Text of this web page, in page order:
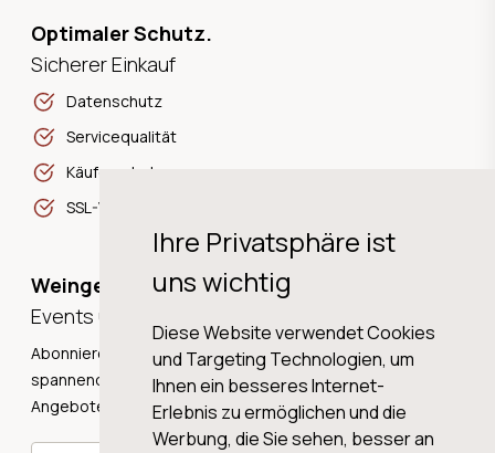
Ihre Privatsphäre ist
uns wichtig
Diese Website verwendet Cookies
und Targeting Technologien, um
Ihnen ein besseres Internet-
Erlebnis zu ermöglichen und die
Werbung, die Sie sehen, besser an
Optimaler Schutz.
Sicherer Einkauf
Datenschutz
Servicequalität
Käuferschutz
SSL-Verschlüsselung
Weingeschichten,
Events und Neuigkeiten!
Abonnieren Sie unseren Newsletter und erhalten Sie
spannende Weingeschichten, Neuigkeiten und tolle
Angebote direkt in Ihre Mailbox.